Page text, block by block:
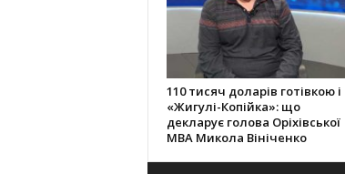
110 тисяч доларів готівкою і
«Жигулі-Копійка»: що
декларує голова Оріхівської
МВА Микола Вініченко